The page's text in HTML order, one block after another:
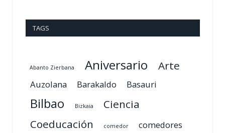
TAGS
Abanto Zierbana Aniversario Arte
Auzolana Barakaldo Basauri
Bilbao Bizkaia
Ciencia
Coeducación
comedor comedores